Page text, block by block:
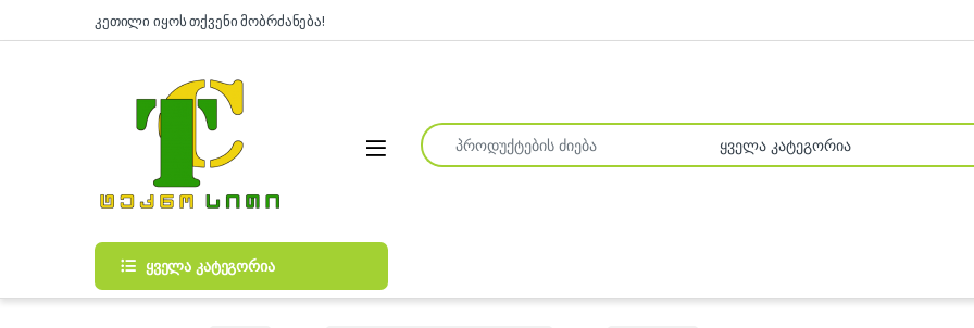
კეთილი იყოს თქვენი მობრძანება!
Open
Search for:
ყველა კატეგორია